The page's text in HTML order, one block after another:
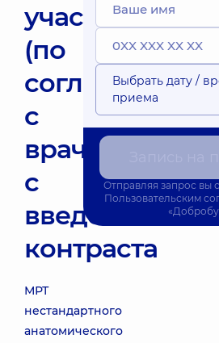
участка
(по
согласованию
с
врачом)
с
введением
контраста
МРТ
нестандартного
анатомического
Выбрать дату /
приема
Отправляя запрос вы
Пользовательским